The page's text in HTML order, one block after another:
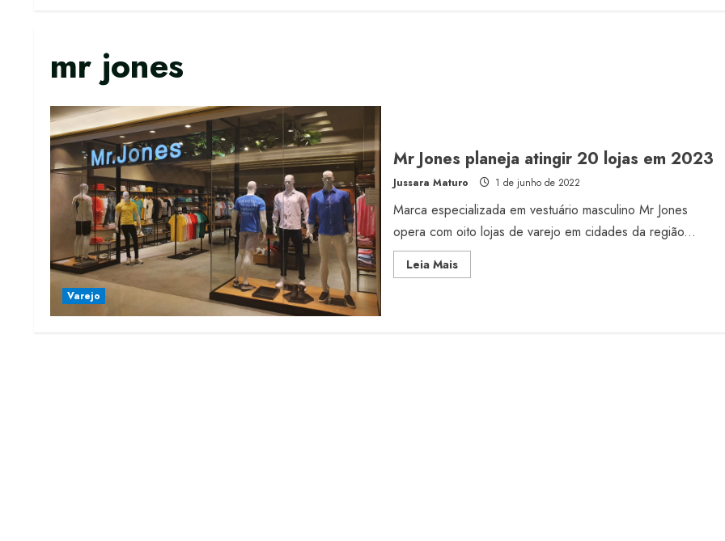
mr jones
Varejo
Mr Jones planeja atingir 20 lojas em 2023
Jussara Maturo 1 de junho de 2022
Marca especializada em vestuário masculino Mr Jones
opera com oito lojas de varejo em cidades da região...
Leia MaisRead
more